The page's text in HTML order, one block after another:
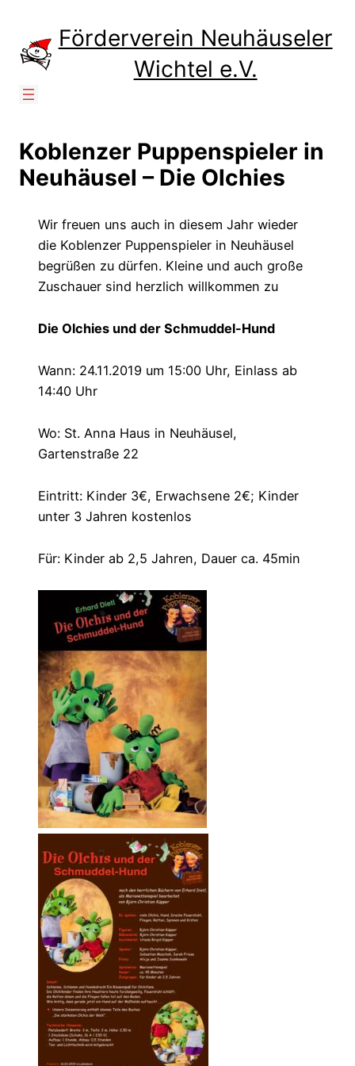
springen Förderverein Neuhäuseler
Wichtel e.V.
Koblenzer Puppenspieler in
Neuhäusel – Die Olchies
Wir freuen uns auch in diesem Jahr wieder
die Koblenzer Puppenspieler in Neuhäusel
begrüßen zu dürfen. Kleine und auch große
Zuschauer sind herzlich willkommen zu
Die Olchies und der Schmuddel-Hund
Wann: 24.11.2019 um 15:00 Uhr, Einlass ab
14:40 Uhr
Wo: St. Anna Haus in Neuhäusel,
Gartenstraße 22
Eintritt: Kinder 3€, Erwachsene 2€; Kinder
unter 3 Jahren kostenlos
Für: Kinder ab 2,5 Jahren, Dauer ca. 45min